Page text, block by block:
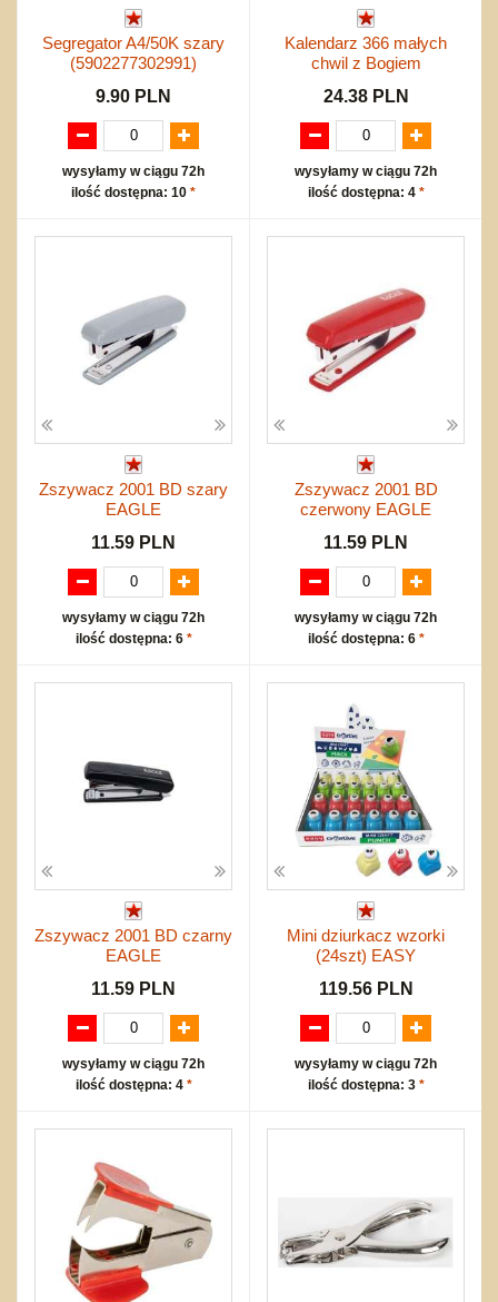
Segregator A4/50K szary
(5902277302991)
9.90 PLN
wysyłamy w ciągu 72h
ilość dostępna: 10 *
Kalendarz 366 małych
chwil z Bogiem
24.38 PLN
wysyłamy w ciągu 72h
ilość dostępna: 4 *
Zszywacz 2001 BD szary
EAGLE
11.59 PLN
wysyłamy w ciągu 72h
ilość dostępna: 6 *
Zszywacz 2001 BD
czerwony EAGLE
11.59 PLN
wysyłamy w ciągu 72h
ilość dostępna: 6 *
Zszywacz 2001 BD czarny
EAGLE
11.59 PLN
wysyłamy w ciągu 72h
ilość dostępna: 4 *
Mini dziurkacz wzorki
(24szt) EASY
119.56 PLN
wysyłamy w ciągu 72h
ilość dostępna: 3 *